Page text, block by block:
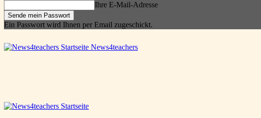
Ihre E-Mail-Adresse
Ein Passwort wird Ihnen per Email zugeschickt.
News4teachers